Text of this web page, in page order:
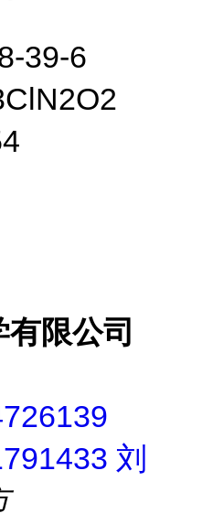
39-6
限公司
刘